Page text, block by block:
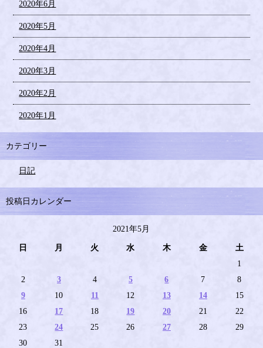
2020年6月
2020年5月
2020年4月
2020年3月
2020年2月
2020年1月
カテゴリー
日記
投稿日カレンダー
2021年5月
日 月 火 水 木 金
土
1
2
3 4 5 6 7
8
9
10 11 12 13 14
15
16
17 18 19 20 21
22
23
24 25 26 27 28
29
30
31